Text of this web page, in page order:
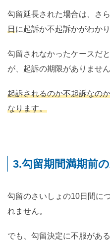
勾留延長された場合は、さ
日に起訴か不起訴かがわかり
勾留されなかったケースだ
が、起訴の期限がありません
起訴されるのか不起訴なの
なります。
3.勾留期間満期前
勾留のさいしょの10日間に
れません。
でも、勾留決定に不服があ